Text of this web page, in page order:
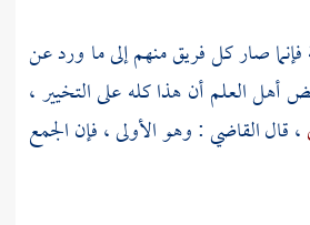
فإنما صار كل فريق منهم إلى ما ورد عن
العلم أن هذا كله على التخيير ،
، قال القاضي : وهو الأولى ، فإن الجمع